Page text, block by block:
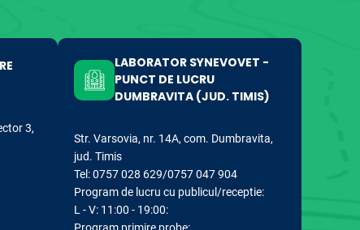
3,
LABORATOR SYNEVOVET -
PUNCT DE LUCRU
DUMBRAVITA (JUD. TIMIS)
Str. Varsovia, nr. 14A, com. Dumbravita,
jud. Timis
Tel: 0757 028 629/0757 047 904
Program de lucru cu publicul/receptie:
L - V: 11:00 - 19:00: